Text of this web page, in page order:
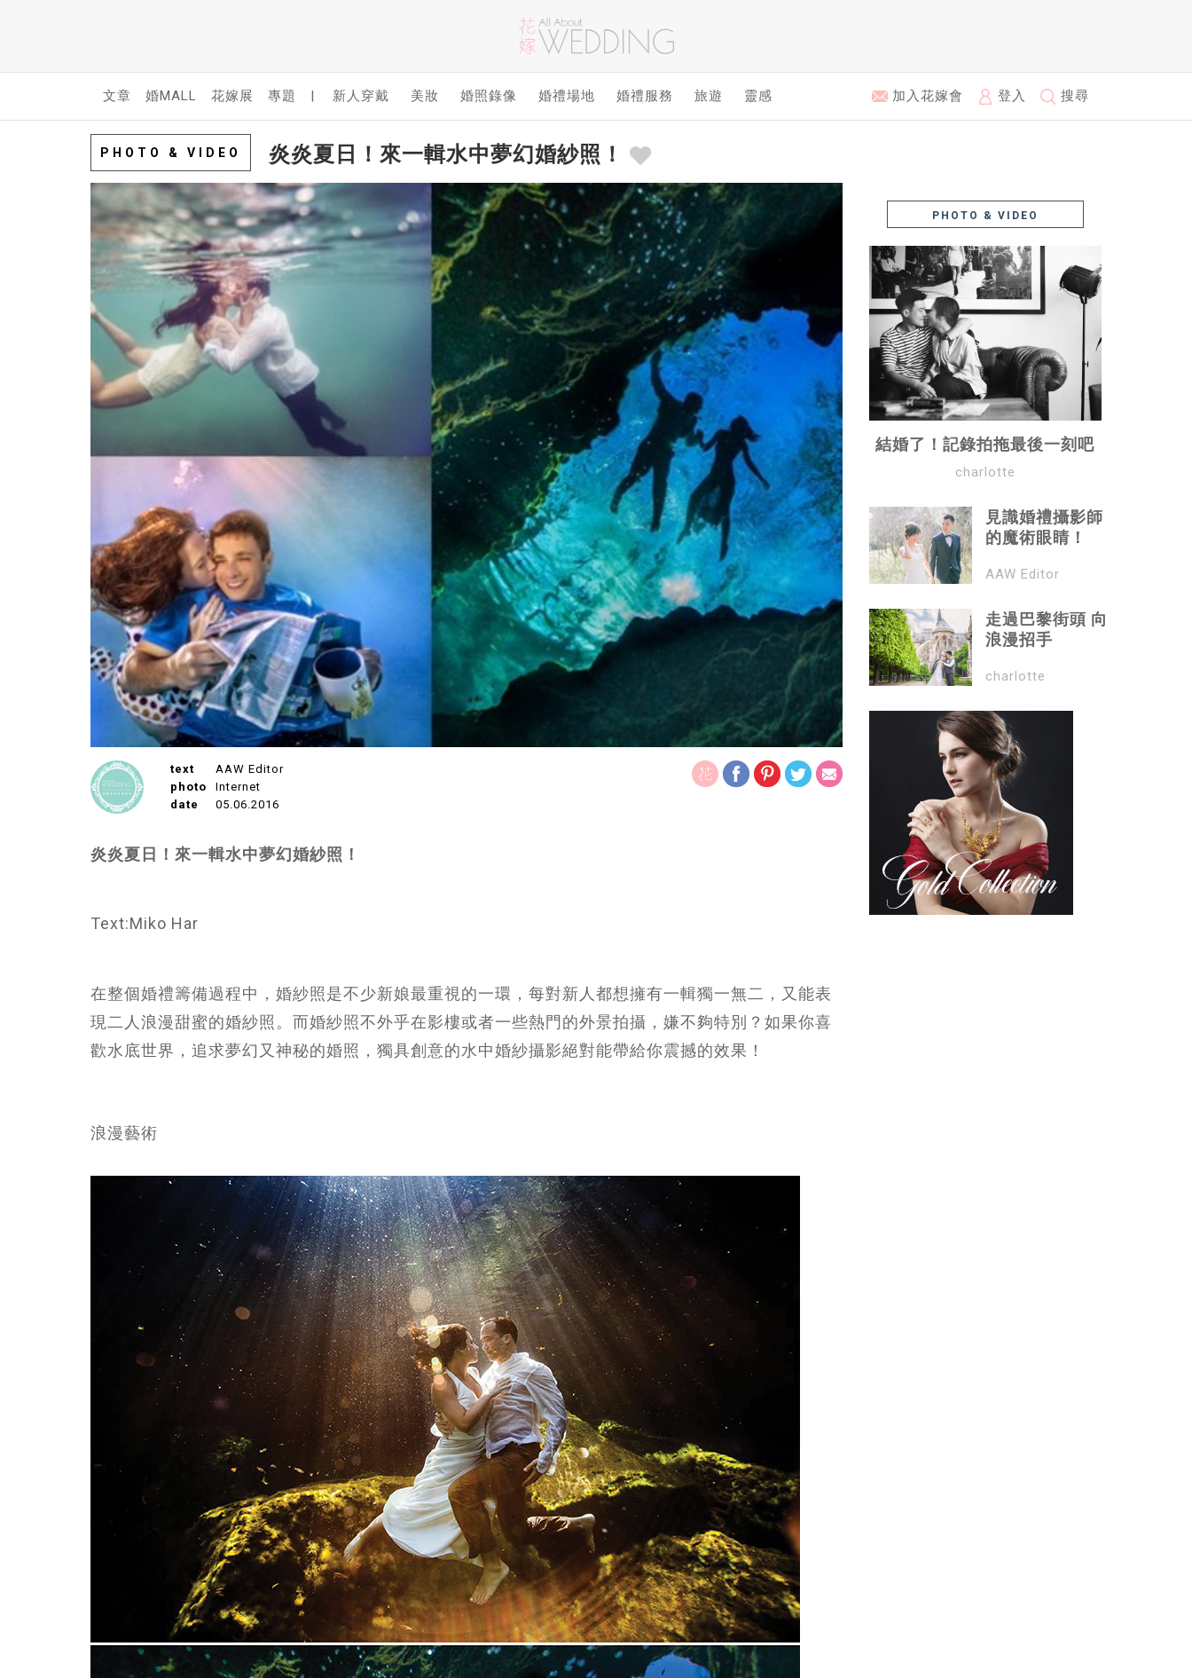
文章 婚MALL 花嫁展 專題 | 新人穿戴 美妝 婚照錄像 婚禮場地 婚禮服務 旅遊 靈感 加入花嫁會 登入 搜尋
PHOTO & VIDEO 炎炎夏日！來一輯水中夢幻婚紗照！
text
AAW Editor
photo
Internet
date
05.06.2016
炎炎夏日！來一輯水中夢幻婚紗照！
Text:Miko Har
在整個婚禮籌備過程中，婚紗照是不少新娘最重視的一環，每對新人都想擁有一輯獨一無二，又能表
現二人浪漫甜蜜的婚紗照。而婚紗照不外乎在影樓或者一些熱門的外景拍攝，嫌不夠特別？如果你喜
歡水底世界，追求夢幻又神秘的婚照，獨具創意的水中婚紗攝影絕對能帶給你震撼的效果！
浪漫藝術
PHOTO & VIDEO
結婚了！記錄拍拖最後一刻吧
charlotte
見識婚禮攝影師
的魔術眼睛！
AAW Editor
走過巴黎街頭 向
浪漫招手
charlotte